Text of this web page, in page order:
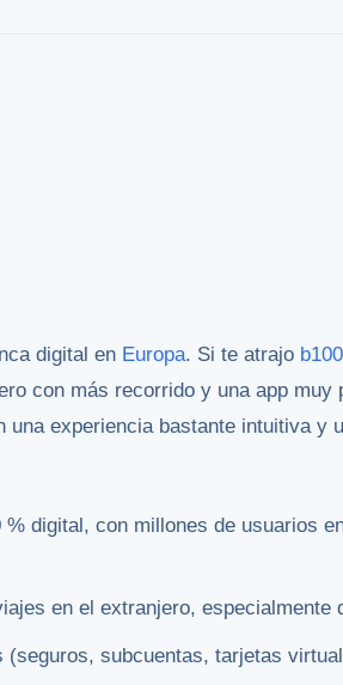
digital en Europa. Si te atrajo b100
con más recorrido y una app muy
experiencia bastante intuitiva y
digital, con millones de usuarios
en el extranjero, especialmente
subcuentas, tarjetas